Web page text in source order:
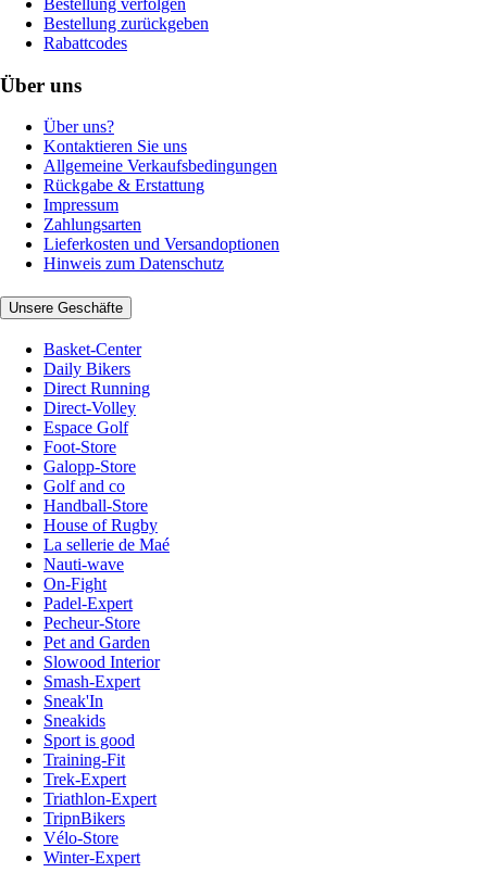
Bestellung verfolgen
Bestellung zurückgeben
Rabattcodes
Über uns
Über uns?
Kontaktieren Sie uns
Allgemeine Verkaufsbedingungen
Rückgabe & Erstattung
Impressum
Zahlungsarten
Lieferkosten und Versandoptionen
Hinweis zum Datenschutz
Unsere Geschäfte
Basket-Center
Daily Bikers
Direct Running
Direct-Volley
Espace Golf
Foot-Store
Galopp-Store
Golf and co
Handball-Store
House of Rugby
La sellerie de Maé
Nauti-wave
On-Fight
Padel-Expert
Pecheur-Store
Pet and Garden
Slowood Interior
Smash-Expert
Sneak'In
Sneakids
Sport is good
Training-Fit
Trek-Expert
Triathlon-Expert
TripnBikers
Vélo-Store
Winter-Expert